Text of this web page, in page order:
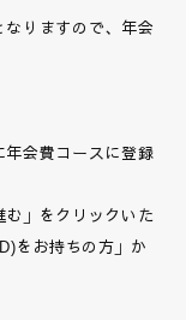
なりますので、年会
年会費コースに登録
」をクリックいた
をお持ちの方」か